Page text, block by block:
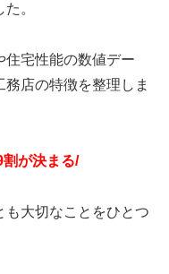
。
住宅性能の数値デー
店の特徴を整理しま
が決まる/
大切なことをひとつ